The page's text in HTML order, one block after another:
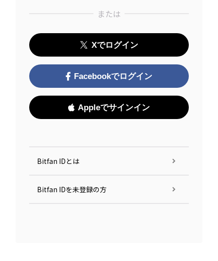
または
Xでログイン
Facebookでログイン
Appleでサインイン
Bitfan IDとは
Bitfan IDを未登録の方